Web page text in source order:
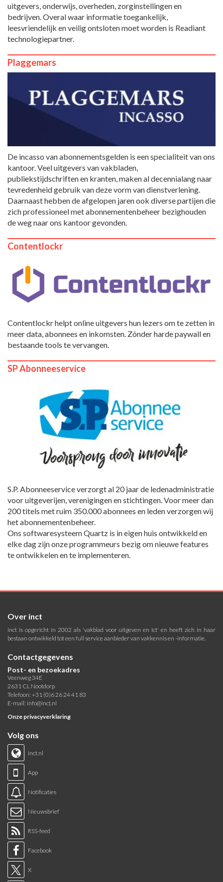
uitgevers, onderwijs, overheden, zorginstellingen en
bedrijven. Overal waar informatie toegankelijk,
leesvriendelijk en veilig ontsloten moet worden is Readiant
technologiepartner.
Plaggemars
De incasso van abonnementsgelden is een specialiteit van ons
kantoor. Veel uitgevers van vakbladen,
publiekstijdschriften en kranten, maken al decennialang naar
tevredenheid gebruik van deze vorm van dienstverlening.
Daarnaast hebben de afgelopen jaren ook diverse partijen die
zich professioneel met abonnementenbeheer bezighouden
de weg naar ons kantoor gevonden.
Contentlockr
Contentlockr helpt online uitgevers hun lezers om te zetten in
meer data, abonnees en inkomsten. Zónder harde paywall en
bestaande tools te vervangen.
SP Abonneeservice
S.P. Abonneeservice verzorgt al 20 jaar de ledenadministratie
voor uitgeverijen, verenigingen en stichtingen. Voor meer dan
200 titels met ruim 350.000 abonnees en leden verzorgen wij
het abonnementenbeheer.
Ons softwaresysteem Quartz is in eigen huis ontwikkeld en
elke dag zijn onze programmeurs bezig om nieuwe features
te ontwikkelen en te implementeren.
Over inct
inct is opgericht in 2002 als 'vakblad voor uitgeven en ict' en heeft zich in haar
bestaan ontwikkeld tot een full service aanbieder van vakkennis en -informatie.
Contactgegevens
Post- en bezoekadres
Veenweg 34E
2631 CL Nootdorp
Telefoon: +31 (0)6 26 24 41 83
E-mail: info@inct.nl
Onze privacyverklaring
Volg ons
inct.nl
App
Notificaties
Nieuwsbrief
RSS-feed
Facebook
X